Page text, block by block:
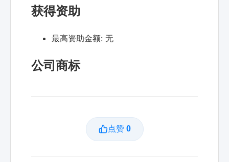
获得资助
最高资助金额: 无
公司商标
点赞 0